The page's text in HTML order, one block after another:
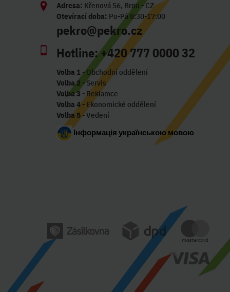
Adresa: Křenová 56, Brno - CZ
Otevírací doba: Po-Pá 8:30-17:00
pekro@pekro.cz
Hotline:+420 777 0000 32
Volba 1- Obchodní oddělení
Volba 2 - Servis
Volba 3 - Reklamce
Volba 4- Ekonomické oddělení
Volba 5- Vedení
Інформація українською мовою